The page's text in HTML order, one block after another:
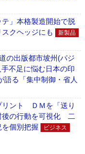
」本格製造開始で脱
クヘッジにも
新製品
の出版都市坡州(パジ
不足に悩む日本の印
語る「集中制御・省人
リント ＤＭを「送り
後の行動を可視化 二
個別把握
ビジネス